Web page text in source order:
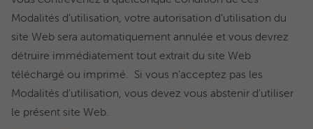
Modalités d’utilisation, votre autorisation d’utilisation du
site Web sera automatiquement annulée et vous devrez
détruire immédiatement tout extrait du site Web
téléchargé ou imprimé. Si vous n’acceptez pas les
Modalités d’utilisation, vous devez vous abstenir d’utiliser
le présent site Web.